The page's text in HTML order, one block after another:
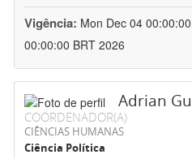
Vigência: Mon Dec 04
00:00:00 BRT 2026
Adrian
COORDENADOR(A)
CIÊNCIAS HUMANAS
Ciência Política